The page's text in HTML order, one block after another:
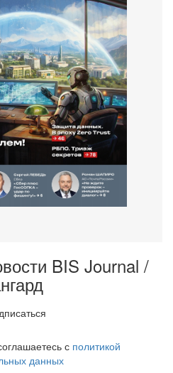
BIS Journal /
с политикой
данных